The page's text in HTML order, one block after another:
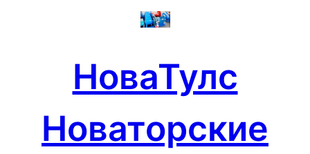
НоваТулс
Новаторские